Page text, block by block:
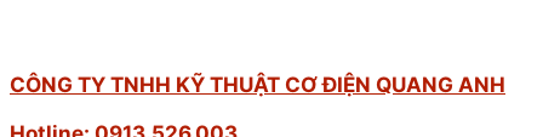
CÔNG TY TNHH KỸ THUẬT CƠ ĐIỆN QUANG ANH